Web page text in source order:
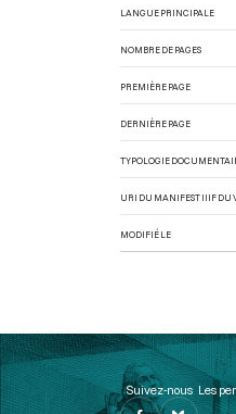
LANGUE PRINCIPALE
NOMBRE DE PAGES
PREMIÈRE PAGE
DERNIÈRE PAGE
TYPOLOGIE
URI DU MANIFEST IIIF DU
MODIFIÉ LE
Suivez-nous Les